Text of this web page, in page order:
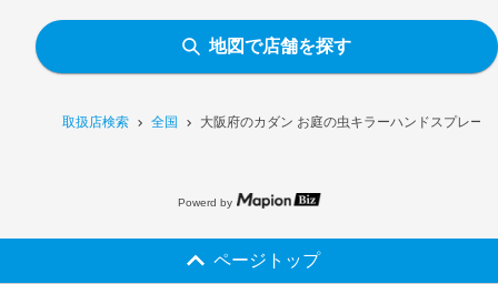
取扱店検索 全国 大阪府のカダン お庭の虫キラーハンドスプレー
地図で店舗を探す
Powerd by
ページトップ